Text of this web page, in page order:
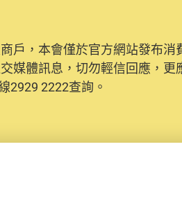
戶，本會僅於官方網站發布
媒體訊息，切勿輕信回應，
2929 2222查詢。